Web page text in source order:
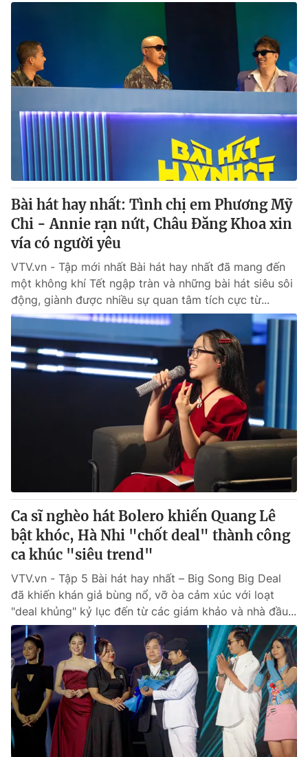
® Cấm sao chép dưới mọi hình thức nếu không có sự chấp
thuận bằng văn bản. Ghi rõ nguồn VTV.vn khi phát hành lại
thông tin từ website này.
Bài hát hay nhất: Tình chị em Phương Mỹ
Chi - Annie rạn nứt, Châu Đăng Khoa xin
vía có người yêu
VTV.vn - Tập mới nhất Bài hát hay nhất đã mang đến
một không khí Tết ngập tràn và những bài hát siêu sôi
động, giành được nhiều sự quan tâm tích cực từ...
Ca sĩ nghèo hát Bolero khiến Quang Lê
bật khóc, Hà Nhi "chốt deal" thành công
ca khúc "siêu trend"
VTV.vn - Tập 5 Bài hát hay nhất – Big Song Big Deal
đã khiến khán giả bùng nổ, vỡ òa cảm xúc với loạt
"deal khủng" kỷ lục đến từ các giám khảo và nhà đầu...